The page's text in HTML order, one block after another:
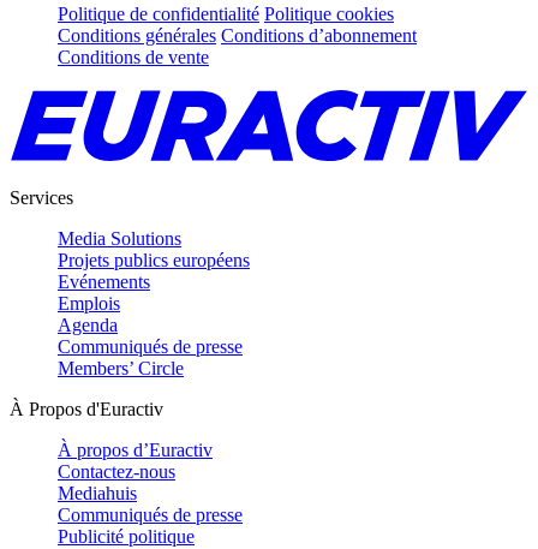
Politique de confidentialité Politique cookies
Conditions générales Conditions d’abonnement
Conditions de vente
Services
Media Solutions
Projets publics européens
Evénements
Emplois
Agenda
Communiqués de presse
Members’ Circle
À Propos d'Euractiv
À propos d’Euractiv
Contactez-nous
Mediahuis
Communiqués de presse
Publicité politique